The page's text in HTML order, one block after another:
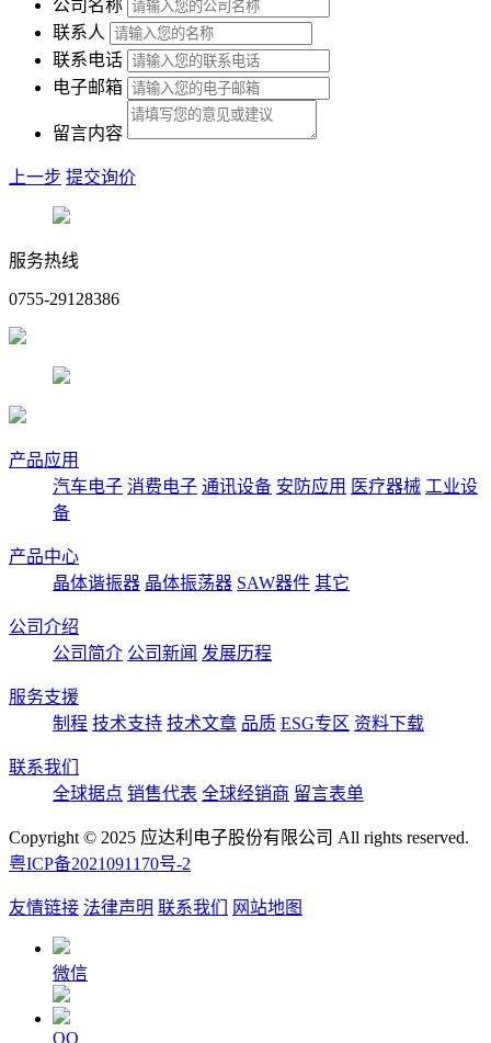
公司名称
联系人
联系电话
电子邮箱
留言内容
上一步 提交询价
服务热线
0755-29128386
产品应用
汽车电子 消费电子 通讯设备 安防应用 医疗器械 工业设
备
产品中心
晶体谐振器 晶体振荡器 SAW器件 其它
公司介绍
公司简介 公司新闻 发展历程
服务支援
制程 技术支持 技术文章 品质 ESG专区 资料下载
联系我们
全球据点 销售代表 全球经销商 留言表单
Copyright © 2025 应达利电子股份有限公司 All rights reserved.
粤ICP备2021091170号-2
友情链接 法律声明 联系我们 网站地图
微信
QQ